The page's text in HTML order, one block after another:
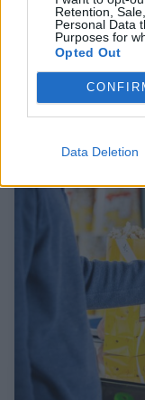
Retention,
Personal Data
Purposes for
Opted Out
Data Deletion
Nepaisant
labiau linksta